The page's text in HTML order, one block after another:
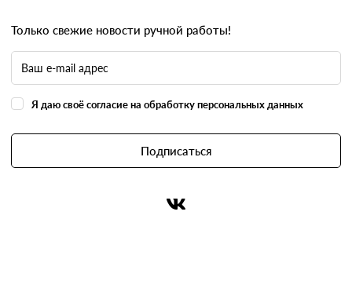
Только свежие новости ручной работы!
Я даю своё согласие на обработку персональных данных
Подписаться